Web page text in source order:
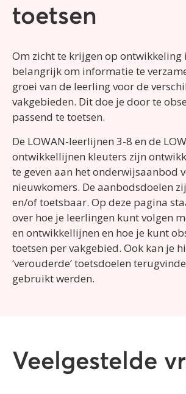
toetsen
Om zicht te krijgen op ontwikkeling
belangrijk om informatie te
groei van de leerling voor de
vakgebieden. Dit doe je door te
passend te toetsen.
De LOWAN-leerlijnen 3-8 en de
ontwikkellijnen kleuters zijn
te geven aan het onderwijsaanbod
nieuwkomers. De aanbodsdoelen
en/of toetsbaar. Op deze pagina
over hoe je leerlingen kunt volgen
en ontwikkellijnen en hoe je kunt
toetsen per vakgebied. Ook kan je
‘verouderde’ toetsdoelen
gebruikt werden.
Veelgestelde